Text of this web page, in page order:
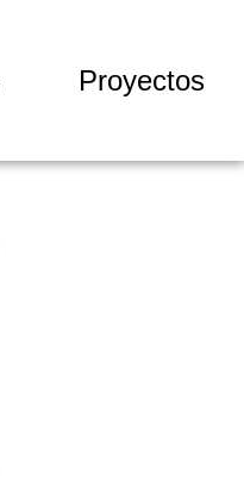
Proyectos